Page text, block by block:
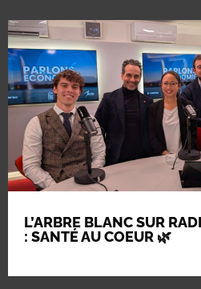
L’ARBRE BLANC SUR
: SANTÉ AU COEUR 🌿